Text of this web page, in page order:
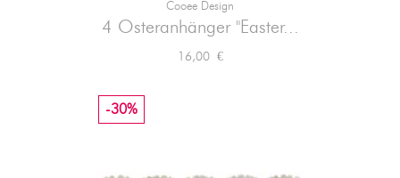
Cooee Design
4 Osteranhänger "Easter...
Preis
16,00 €
-30%